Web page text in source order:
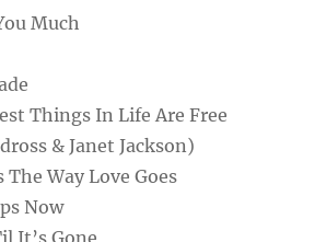
Much
Things In Life Are Free
& Janet Jackson)
The Way Love Goes
Now
It’s Gone